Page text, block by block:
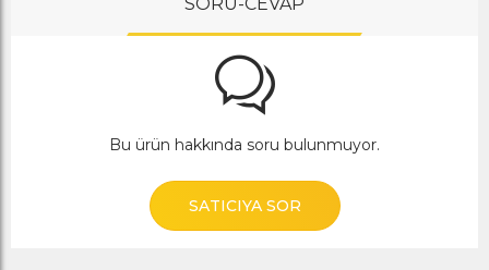
Bu ürün hakkında soru bulunmuyor.
SATICIYA SOR